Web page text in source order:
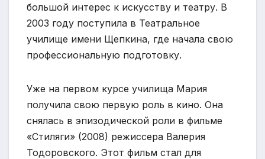
большой интерес к искусству и театру. В
2003 году поступила в Театральное
училище имени Щепкина, где начала свою
профессиональную подготовку.
Уже на первом курсе училища Мария
получила свою первую роль в кино. Она
снялась в эпизодической роли в фильме
«Стиляги» (2008) режиссера Валерия
Тодоровского. Этот фильм стал для